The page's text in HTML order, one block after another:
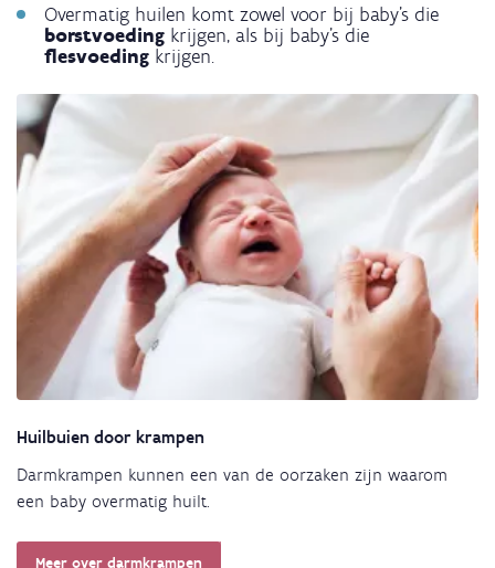
Overmatig huilen komt zowel voor bij baby’s die
borstvoeding krijgen, als bij baby’s die
flesvoeding krijgen.
Huilbuien door krampen
Darmkrampen kunnen een van de oorzaken zijn waarom
een baby overmatig huilt.
Meer over darmkrampen